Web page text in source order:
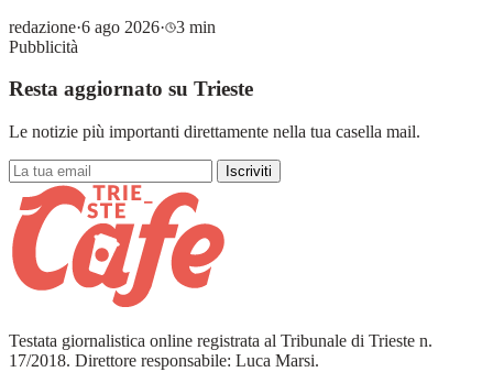
redazione·6 ago 2026·
3 min
Pubblicità
Resta aggiornato su Trieste
Le notizie più importanti direttamente nella tua casella mail.
Iscriviti
Testata giornalistica online registrata al Tribunale di Trieste n.
17/2018. Direttore responsabile: Luca Marsi.